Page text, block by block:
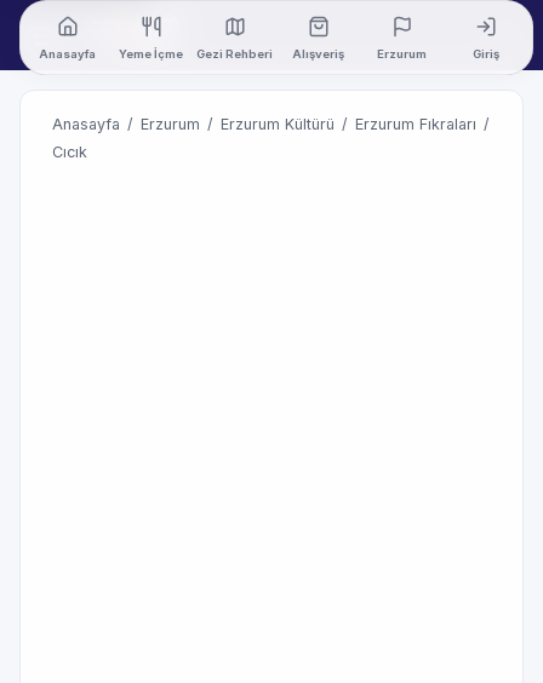
Anasayfa Yeme İçme Gezi Rehberi Alışveriş Erzurum Giriş
Anasayfa / Erzurum / Erzurum Kültürü / Erzurum Fıkraları /
Cıcık